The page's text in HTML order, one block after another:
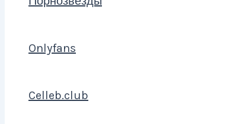
Onlyfans
Celleb.club